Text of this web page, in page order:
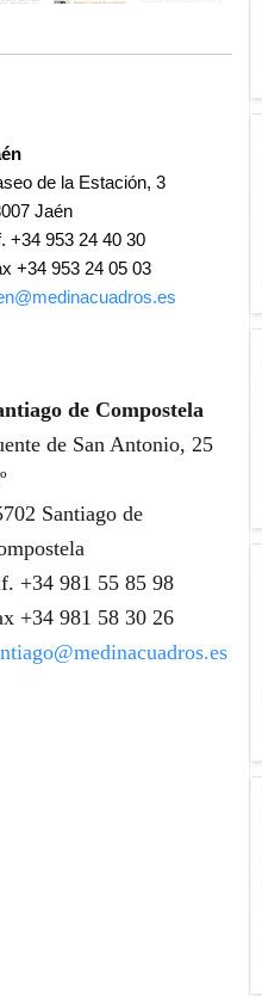
de la Estación, 3
Jaén
+34 953 24 40 30
+34 953 24 05 03
de Compostela
de San Antonio, 25
Santiago de
+34 981 55 85 98
+34 981 58 30 26